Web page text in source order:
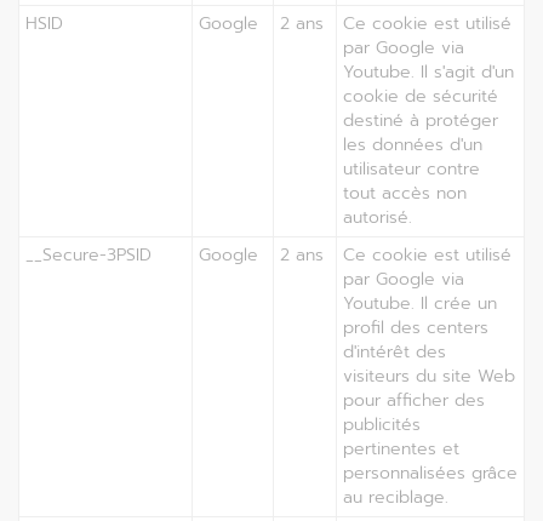
HSID
Google 2 ans
Ce cookie est utilisé
par Google via
Youtube. Il s'agit d'un
cookie de sécurité
destiné à protéger
les données d'un
utilisateur contre
tout accès non
autorisé.
__Secure-3PSID
Google 2 ans
Ce cookie est utilisé
par Google via
Youtube. Il crée un
profil des centers
d'intérêt des
visiteurs du site Web
pour afficher des
publicités
pertinentes et
personnalisées grâce
au reciblage.